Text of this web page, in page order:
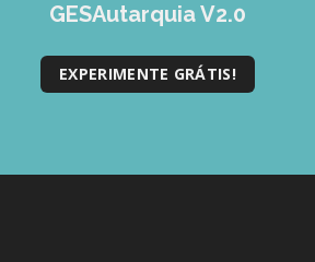
GESAutarquia V2.0
EXPERIMENTE GRÁTIS!